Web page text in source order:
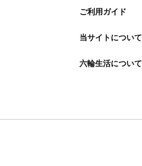
ご利用ガイド
当サイトについて
六輪生活について